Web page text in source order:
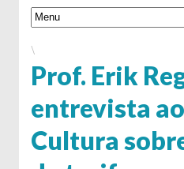
\
Prof. Erik
entrevista
Cultura